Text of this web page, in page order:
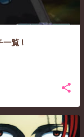
一覧 |